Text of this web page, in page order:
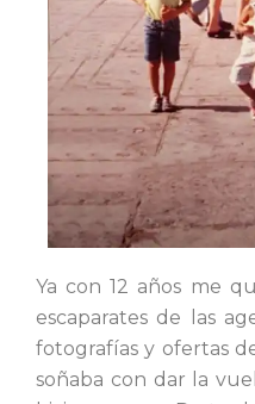
Ya con 12 años me
escaparates de las
fotografías y ofertas
soñaba con dar la